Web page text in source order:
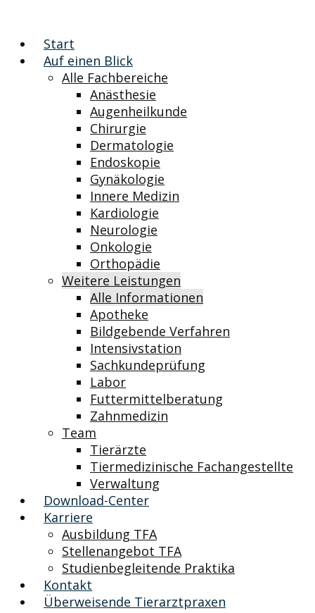
Start
Auf einen Blick
Alle Fachbereiche
Anästhesie
Augenheilkunde
Chirurgie
Dermatologie
Endoskopie
Gynäkologie
Innere Medizin
Kardiologie
Neurologie
Onkologie
Orthopädie
Weitere Leistungen
Alle Informationen
Apotheke
Bildgebende Verfahren
Intensivstation
Sachkundeprüfung
Labor
Futtermittelberatung
Zahnmedizin
Team
Tierärzte
Tiermedizinische Fachangestellte
Verwaltung
Download-Center
Karriere
Ausbildung TFA
Stellenangebot TFA
Studienbegleitende Praktika
Kontakt
Überweisende Tierarztpraxen